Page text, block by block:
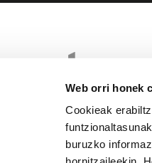
Web orri honek
Cookieak
buruzko